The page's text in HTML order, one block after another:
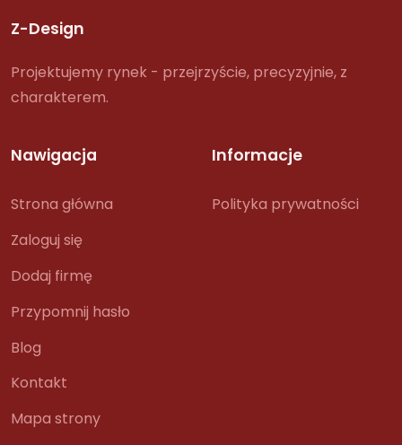
Z-Design
Projektujemy rynek - przejrzyście, precyzyjnie, z
charakterem.
Nawigacja
Strona główna
Zaloguj się
Dodaj firmę
Przypomnij hasło
Blog
Kontakt
Mapa strony
Informacje
Polityka prywatności